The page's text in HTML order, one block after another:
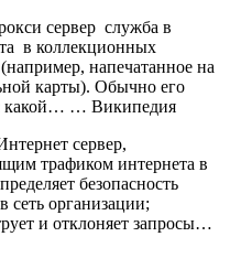
сервер служба в
в коллекционных
напечатанное на
карты). Обычно его
какой… … Википедия
сервер,
трафиком интернета в
безопасность
сеть организации;
и отклоняет запросы…